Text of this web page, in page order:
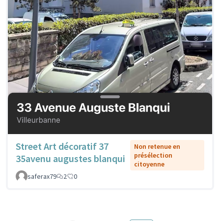
Street Art décoratif 37
35avenu augustes blanqui
Non retenue en
présélection
citoyenne
saferax79
2 0